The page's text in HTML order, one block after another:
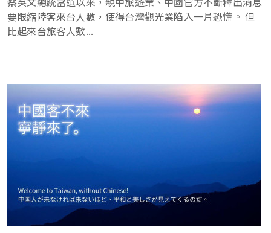
要限縮陸客來台人數，使得台灣觀光業陷入一片恐慌。 但
比起來台旅客人數...